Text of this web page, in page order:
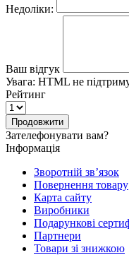
Недоліки:
Ваш відгук
Увага: HTML не
Рейтинг
Продовжити
Зателефонувати вам?
Інформація
Зворотній зв’язок
Повернення товару
Карта сайту
Виробники
Подарункові
Партнери
Товари зі знижкою